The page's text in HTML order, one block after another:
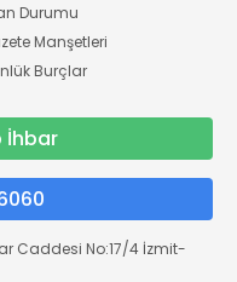
Durumu
Manşetleri
Burçlar
İhbar
Caddesi No:17/4 İzmit-